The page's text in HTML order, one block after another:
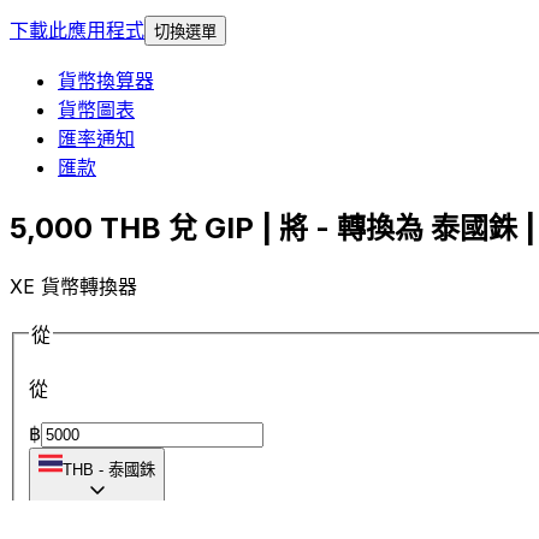
下載此應用程式 切換選單
貨幣換算器
貨幣圖表
匯率通知
匯款
5,000 THB 兌 GIP | 將 - 轉換為 泰國銖
XE 貨幣轉換器
從
從
฿
THB - 泰國銖